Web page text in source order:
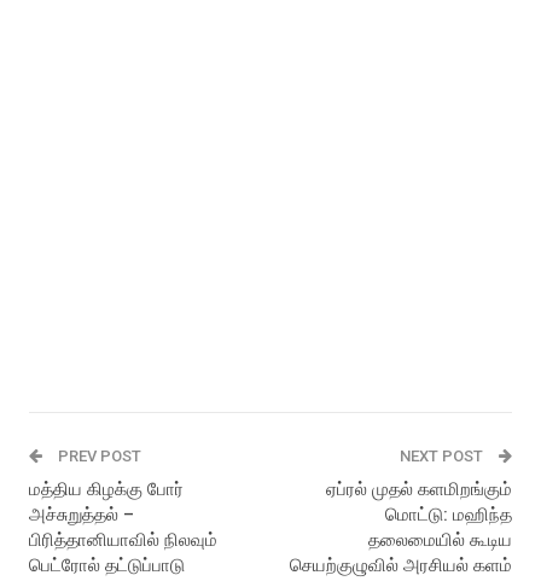
PREV POST
மத்திய கிழக்கு போர்
அச்சுறுத்தல் –
பிரித்தானியாவில் நிலவும்
பெட்ரோல் தட்டுப்பாடு
NEXT POST
ஏப்ரல் முதல் களமிறங்கும்
மொட்டு: மஹிந்த
தலைமையில் கூடிய
செயற்குழுவில் அரசியல் களம்